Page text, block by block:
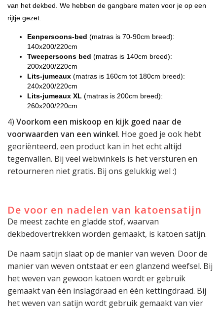
van het dekbed. We hebben de gangbare maten voor je op een
rijtje gezet.
Eenpersoons-bed (matras is 70-90cm breed):
140x200/220cm
Tweepersoons bed (matras is 140cm breed):
200x200/220cm
Lits-jumeaux (matras is 160cm tot 180cm breed):
240x200/220cm
Lits-jumeaux XL (matras is 200cm breed):
260x200/220cm
4) Voorkom een miskoop en kijk goed naar de
voorwaarden van een winkel. Hoe goed je ook hebt
georiënteerd, een product kan in het echt altijd
tegenvallen. Bij veel webwinkels is het versturen en
retourneren niet gratis. Bij ons gelukkig wel :)
De voor en nadelen van katoensatijn
De meest zachte en gladde stof, waarvan
dekbedovertrekken worden gemaakt, is katoen satijn.
De naam satijn slaat op de manier van weven. Door de
manier van weven ontstaat er een glanzend weefsel. Bij
het weven van gewoon katoen wordt er gebruik
gemaakt van één inslagdraad en één kettingdraad. Bij
het weven van satijn wordt gebruik gemaakt van vier